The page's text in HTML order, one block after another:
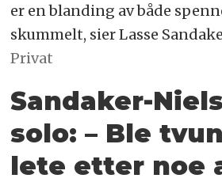
er en blanding av både
skummelt, sier Lasse
Privat
Sandaker-
solo: – Ble
lete etter noe